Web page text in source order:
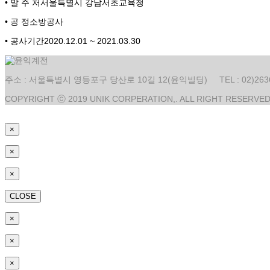
• 발 주 처서울특별시 강남서초교육청
• 공 정소방공사
• 공사기간2020.12.01 ~ 2021.03.30
주소 : 서울특별시 영등포구 당산로 10길 12(윤익빌딩) TEL :
COPYRIGHT ⓒ 2019 UNIK CORPERATION,. ALL RIGHT RESERVED
×
×
×
CLOSE
×
×
×